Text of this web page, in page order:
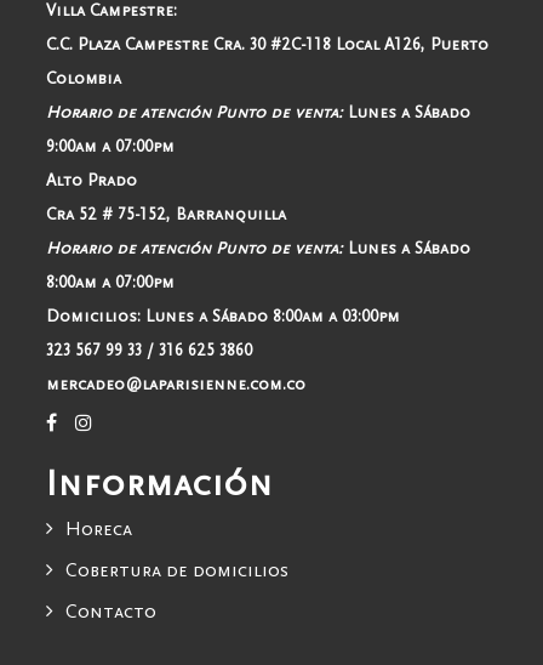
Villa Campestre:
C.C. Plaza Campestre Cra. 30 #2C-118 Local A126, Puerto
Colombia
Horario de atención Punto de venta:Lunes a Sábado
9:00am a 07:00pm
Alto Prado
Cra 52 # 75-152, Barranquilla
Horario de atención Punto de venta:Lunes a Sábado
8:00am a 07:00pm
Domicilios:Lunes a Sábado 8:00am a 03:00pm
323 567 99 33 / 316 625 3860
mercadeo@laparisienne.com.co
Información
Horeca
Cobertura de domicilios
Contacto